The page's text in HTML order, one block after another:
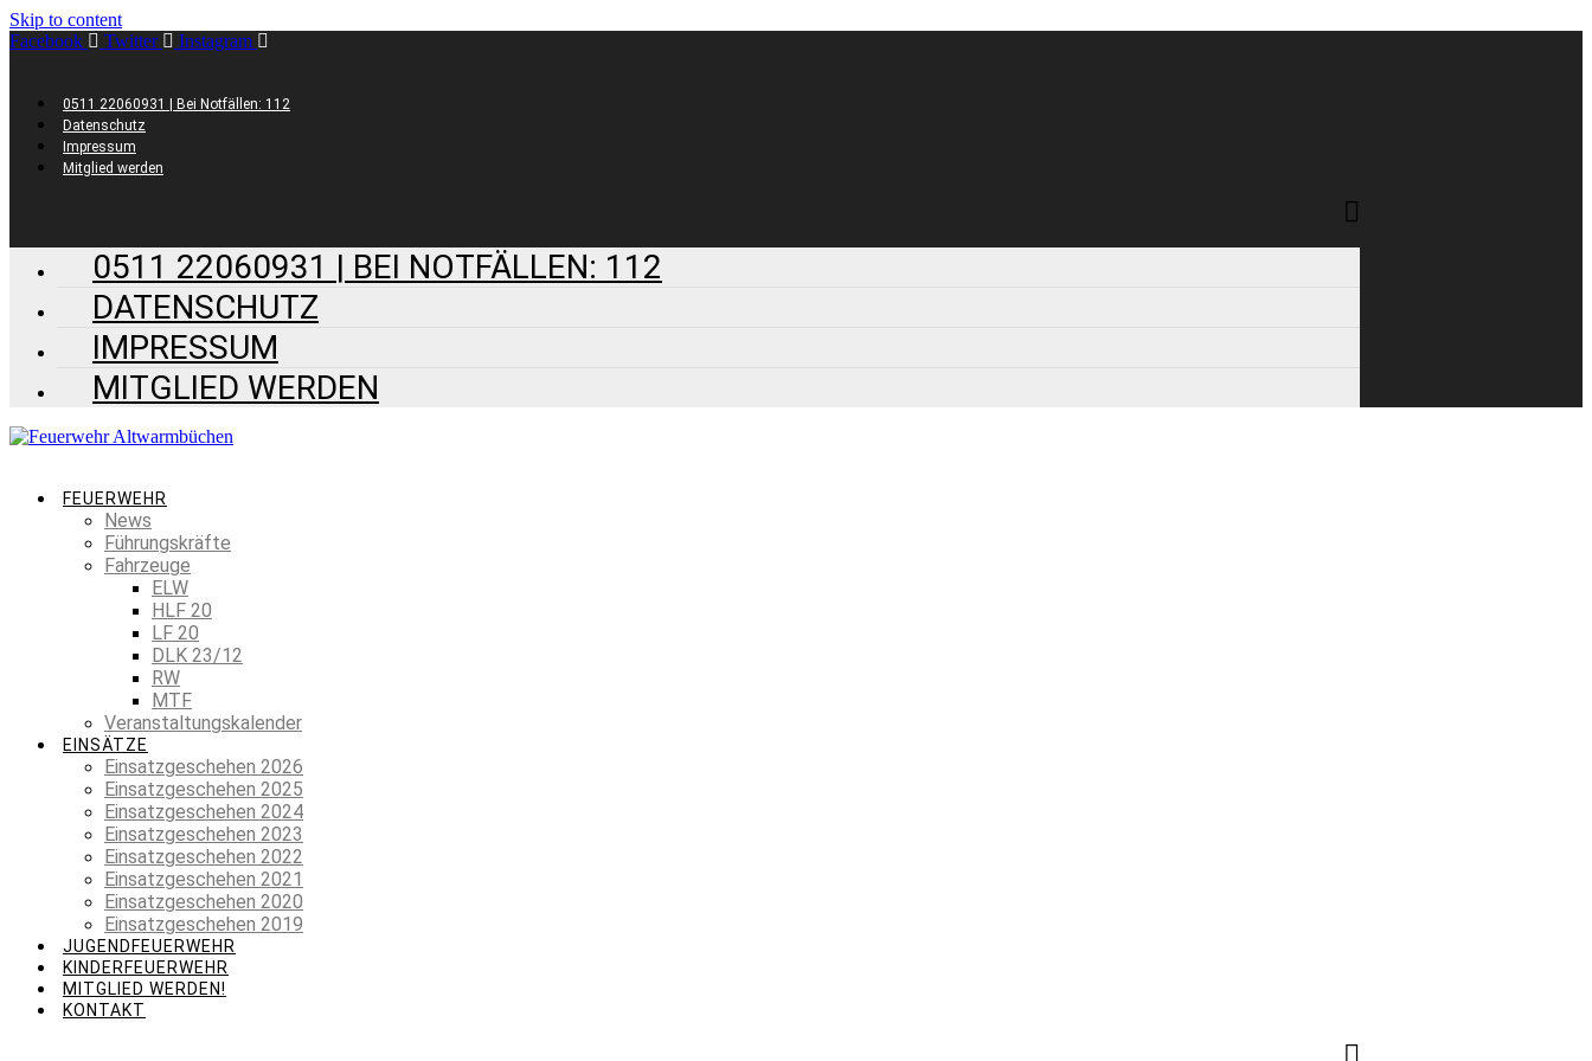
Skip to content
Facebook
Twitter Instagram
0511 22060931 | Bei Notfällen: 112
Datenschutz
Impressum
Mitglied werden
0511 22060931 | BEI NOTFÄLLEN: 112
DATENSCHUTZ
IMPRESSUM
MITGLIED WERDEN
FEUERWEHR
News
Führungskräfte
Fahrzeuge
ELW
HLF 20
LF 20
DLK 23/12
RW
MTF
Veranstaltungskalender
EINSÄTZE
Einsatzgeschehen 2026
Einsatzgeschehen 2025
Einsatzgeschehen 2024
Einsatzgeschehen 2023
Einsatzgeschehen 2022
Einsatzgeschehen 2021
Einsatzgeschehen 2020
Einsatzgeschehen 2019
JUGENDFEUERWEHR
KINDERFEUERWEHR
MITGLIED WERDEN!
KONTAKT